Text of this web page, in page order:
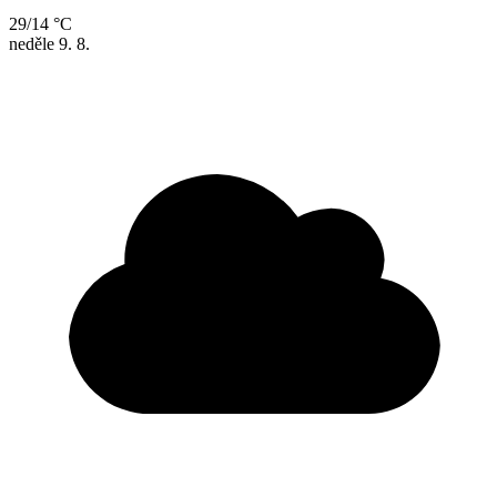
29/14 °C
neděle 9. 8.